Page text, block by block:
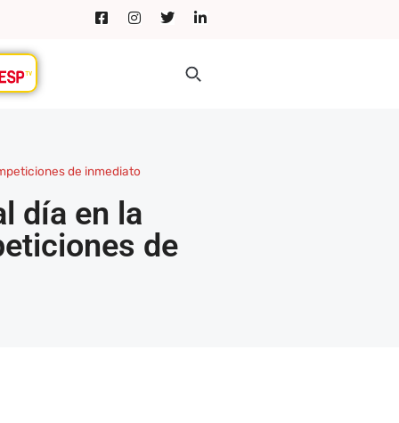
de inmediato
día en la
de